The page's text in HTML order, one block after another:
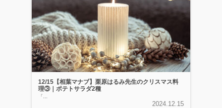
12/15【相葉マナブ】栗原はるみ先生のクリスマス料
理③｜ポテトサラダ2種
「...
2024.12.15